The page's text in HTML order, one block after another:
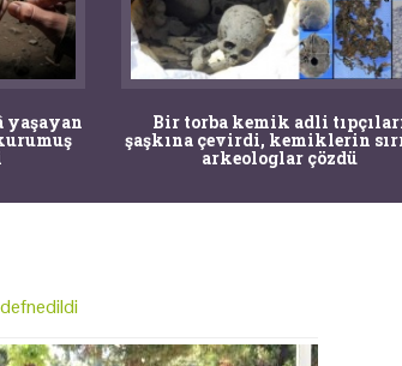
yaşayan Bir torba kemik adli
şaşkına çevirdi, kemiklerin
arkeologlar çözdü